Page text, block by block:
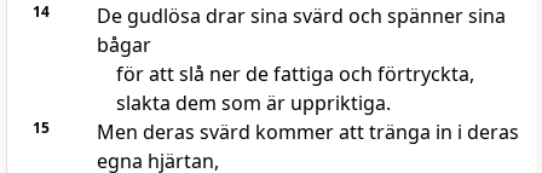
14
De gudlösa drar sina svärd och spänner sina
bågar
för att slå ner de fattiga och förtryckta,
slakta dem som är uppriktiga.
15
Men deras svärd kommer att tränga in i deras
egna hjärtan,